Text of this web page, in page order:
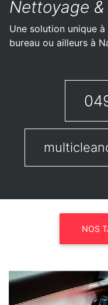
Nettoyage
Une solution unique
bureau ou ailleurs à
NOS